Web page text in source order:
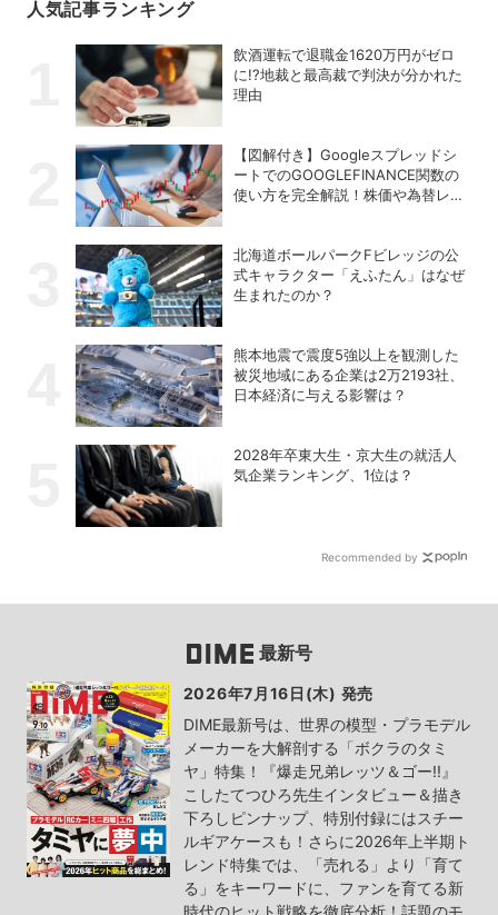
人気記事ランキング
飲酒運転で退職金1620万円がゼロ
に!?地裁と最高裁で判決が分かれた
理由
【図解付き】Googleスプレッドシ
ートでのGOOGLEFINANCE関数の
使い方を完全解説！株価や為替レー
北海道ボールパークFビレッジの公
式キャラクター「えふたん」はなぜ
生まれたのか？
熊本地震で震度5強以上を観測した
被災地域にある企業は2万2193社、
日本経済に与える影響は？
2028年卒東大生・京大生の就活人
気企業ランキング、1位は？
Recommended by
最新号
2026年7月16日(木) 発売
DIME最新号は、世界の模型・プラモデル
メーカーを大解剖する「ボクラのタミ
ヤ」特集！『爆走兄弟レッツ＆ゴー!!』
こしたてつひろ先生インタビュー＆描き
下ろしピンナップ、特別付録にはスチー
ルギアケースも！さらに2026年上半期ト
レンド特集では、「売れる」より「育て
る」をキーワードに、ファンを育てる新
時代のヒット戦略を徹底分析！話題のモ